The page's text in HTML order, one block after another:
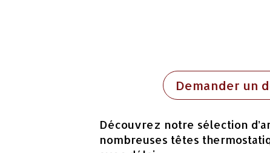
Demander un
Découvrez notre sélection
nombreuses têtes